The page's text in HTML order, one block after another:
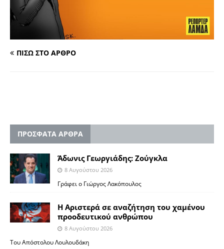
ΠΙΣΩ ΣΤΟ ΑΡΘΡΟ
ΠΡΟΣΦΑΤΑ ΑΡΘΡΑ
Άδωνις Γεωργιάδης: Ζούγκλα
8 Αυγούστου 2026
Γράφει ο Γιώργος Λακόπουλος
Η Αριστερά σε αναζήτηση του χαμένου
προοδευτικού ανθρώπου
8 Αυγούστου 2026
Του Απόστολου Λουλουδάκη